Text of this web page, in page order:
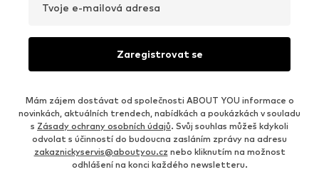
Tvoje e-mailová adresa
Zaregistrovat se
Mám zájem dostávat od společnosti ABOUT YOU informace o
novinkách, aktuálních trendech, nabídkách a poukázkách v souladu
s Zásady ochrany osobních údajů. Svůj souhlas můžeš kdykoli
odvolat s účinností do budoucna zasláním zprávy na adresu
zakaznickyservis@aboutyou.cz nebo kliknutím na možnost
odhlášení na konci každého newsletteru.